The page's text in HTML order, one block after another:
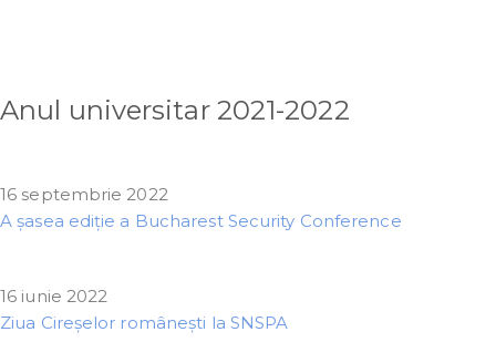
Anul universitar 2021-2022
16 septembrie 2022
A șasea ediție a Bucharest Security Conference
16 iunie 2022
Ziua Cireșelor românești la SNSPA